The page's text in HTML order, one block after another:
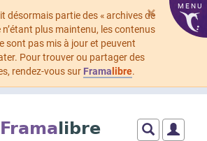
×
désormais partie des « archives de
plus maintenu, les contenus
sont pas mis à jour et peuvent
Pour trouver ou partager des
rendez-vous sur Frama libre.
MENU
Framalibre